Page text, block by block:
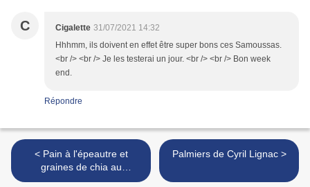
C Cigalette 31/07/2021 14:32
Hhhmm, ils doivent en effet être super bons ces Samoussas.
<br /> <br /> Je les testerai un jour. <br /> <br /> Bon week
end.
Répondre
< Pain à l'épeautre et
graines de chia au
kitchenaid
Palmiers de Cyril Lignac >